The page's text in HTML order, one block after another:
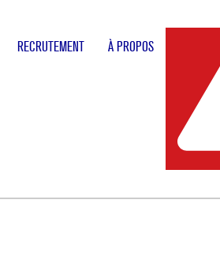
RECRUTEMENT À PROPOS